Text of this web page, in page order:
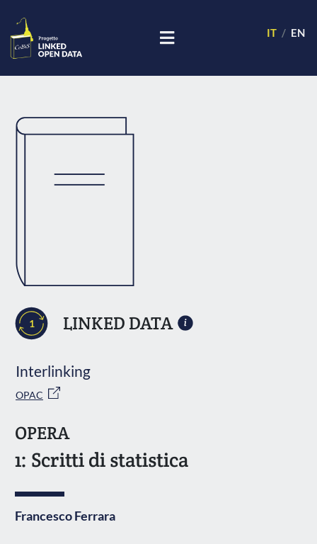
IT EN
1 LINKED DATA
Interlinking
OPAC
OPERA
1: Scritti di statistica
Francesco Ferrara